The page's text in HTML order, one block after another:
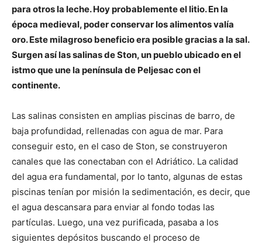
para otros la leche. Hoy probablemente el litio. En la
época medieval, poder conservar los alimentos valía
oro. Este milagroso beneficio era posible gracias a la sal.
Surgen así las salinas de Ston, un pueblo ubicado en el
istmo que une la península de Peljesac con el
continente.
Las salinas consisten en amplias piscinas de barro, de
baja profundidad, rellenadas con agua de mar. Para
conseguir esto, en el caso de Ston, se construyeron
canales que las conectaban con el Adriático. La calidad
del agua era fundamental, por lo tanto, algunas de estas
piscinas tenían por misión la sedimentación, es decir, que
el agua descansara para enviar al fondo todas las
partículas. Luego, una vez purificada, pasaba a los
siguientes depósitos buscando el proceso de